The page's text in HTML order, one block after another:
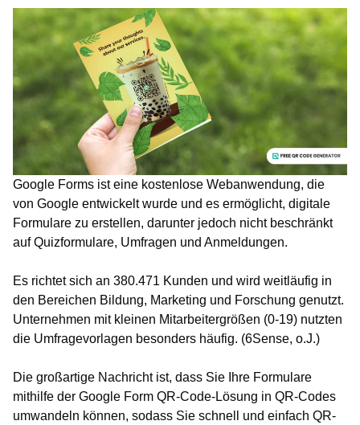
Google Forms ist eine kostenlose Webanwendung, die
von Google entwickelt wurde und es ermöglicht, digitale
Formulare zu erstellen, darunter jedoch nicht beschränkt
auf Quizformulare, Umfragen und Anmeldungen.
Es richtet sich an 380.471 Kunden und wird weitläufig in
den Bereichen Bildung, Marketing und Forschung genutzt.
Unternehmen mit kleinen Mitarbeitergrößen (0-19) nutzten
die Umfragevorlagen besonders häufig. (6Sense, o.J.)
Die großartige Nachricht ist, dass Sie Ihre Formulare
mithilfe der Google Form QR-Code-Lösung in QR-Codes
umwandeln können, sodass Sie schnell und einfach QR-